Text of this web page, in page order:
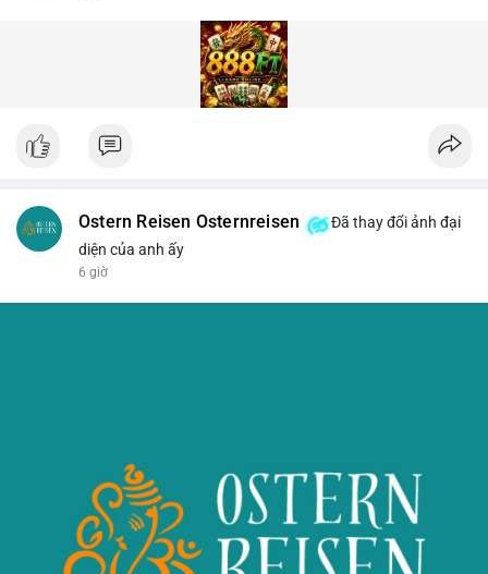
Ostern Reisen Osternreisen
Đã thay đổi ảnh đại
diện của anh ấy
6 giờ